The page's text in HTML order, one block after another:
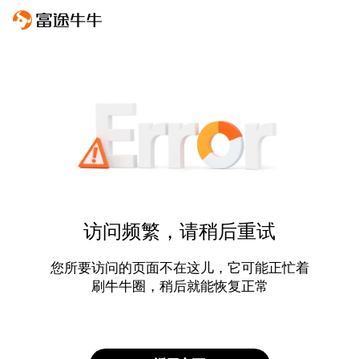
访问频繁，请稍后重试
您所要访问的页面不在这儿，它可能正忙着
刷牛牛圈，稍后就能恢复正常